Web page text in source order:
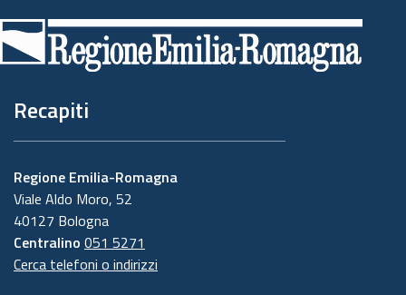
di
pagina
Recapiti
Regione Emilia-Romagna
Viale Aldo Moro, 52
40127 Bologna
Centralino 051 5271
Cerca telefoni o indirizzi